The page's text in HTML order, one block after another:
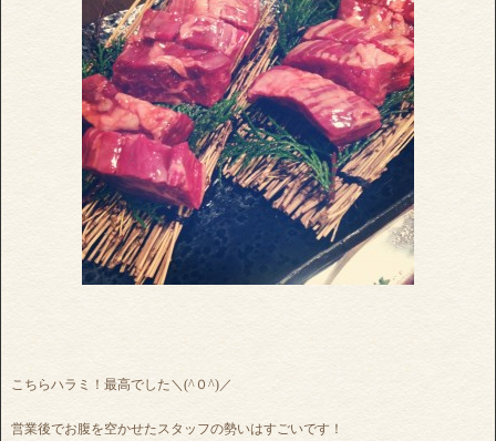
こちらハラミ！最高でした＼(^０^)／
営業後でお腹を空かせたスタッフの勢いはすごいです！